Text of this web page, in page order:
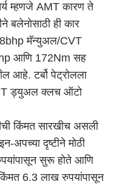
म्हणजे AMT कारण ते
ही कार
मॅन्युअल/CVT
आणि 172Nm सह
आहे. टर्बो पेट्रोलला
ड्युअल क्लच ऑटो
किंमत सारखीच असली
अपच्या दृष्टीने मोठी
सुरू होते आणि
6.3 लाख रुपयांपासून